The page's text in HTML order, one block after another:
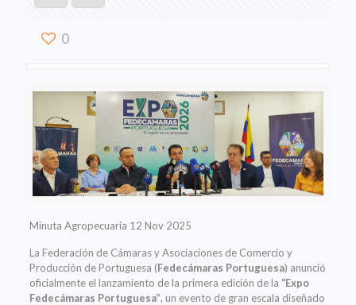
0
Minuta Agropecuaria 12 Nov 2025
La Federación de Cámaras y Asociaciones de Comercio y
Producción de Portuguesa (Fedecámaras Portuguesa) anunció
oficialmente el lanzamiento de la primera edición de la “Expo
Fedecámaras Portuguesa”, un evento de gran escala diseñado